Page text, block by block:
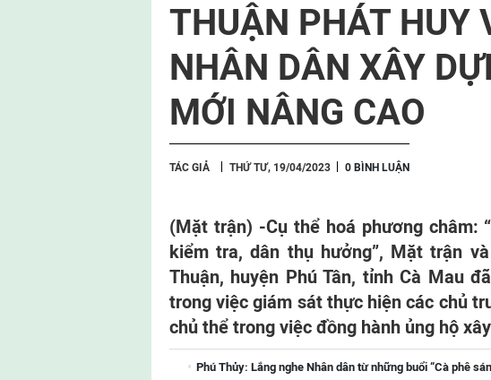
THUẬN PHÁT HUY
NHÂN DÂN XÂY
MỚI NÂNG CAO
TÁC GIẢ THỨ TƯ, 19/04/2023 0 BÌNH LUẬN
(Mặt trận) -Cụ thể hoá phương châm:
kiểm tra, dân thụ hưởng”, Mặt trận
Thuận, huyện Phú Tân, tỉnh Cà Mau
trong việc giám sát thực hiện các chủ
chủ thể trong việc đồng hành ủng hộ
Phú Thủy: Lắng nghe Nhân dân từ những buổi “Cà phê